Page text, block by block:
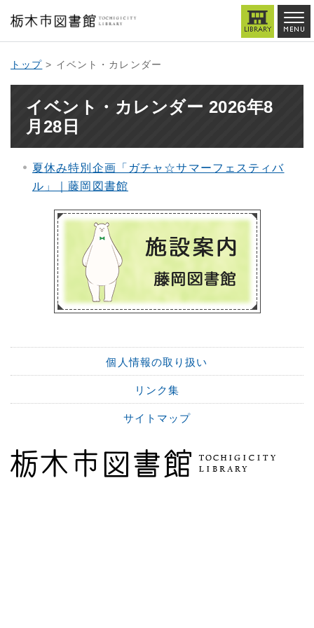
トップ > イベント・カレンダー
イベント・カレンダー 2026年8
月28日
夏休み特別企画「ガチャ☆サマーフェスティバ
ル」｜藤岡図書館
個人情報の取り扱い
リンク集
サイトマップ